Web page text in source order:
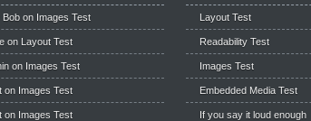
Bob on Images Test
on Layout Test
on Images Test
on Images Test
on Images Test
Layout Test
Readability Test
Images Test
Embedded Media Test
If you say it loud enough